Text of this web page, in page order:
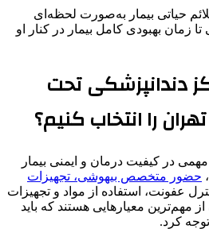
حیاتی بیمار به‌صورت لحظه‌ای
زمان بهبودی کامل بیمار در کنار او
دندانپزشکی تحت
را انتخاب کنیم؟
در کیفیت درمان و ایمنی بیمار
حضور متخصص بیهوشی، تجهیزات
عفونت، استفاده از مواد و تجهیزات
از مهم‌ترین معیارهایی هستند که باید
کرد.